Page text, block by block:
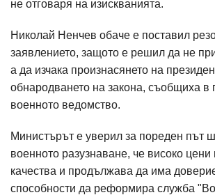
не отговаря на изискванията.
Николай Ненчев обаче е поставил
заявлението, защото е решил да не
а да изчака произнасянето на
обнародването на закона, съобщиха в
военното ведомство.
Министърът е уверил за пореден път
военното разузнаване, че високо цени
качества и продължава да има
способности да реформира служба